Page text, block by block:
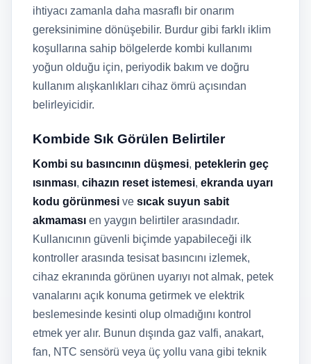
ihtiyacı zamanla daha masraflı bir onarım
gereksinimine dönüşebilir. Burdur gibi farklı iklim
koşullarına sahip bölgelerde kombi kullanımı
yoğun olduğu için, periyodik bakım ve doğru
kullanım alışkanlıkları cihaz ömrü açısından
belirleyicidir.
Kombide Sık Görülen Belirtiler
Kombi su basıncının düşmesi, peteklerin geç
ısınması, cihazın reset istemesi, ekranda uyarı
kodu görünmesi ve sıcak suyun sabit
akmaması en yaygın belirtiler arasındadır.
Kullanıcının güvenli biçimde yapabileceği ilk
kontroller arasında tesisat basıncını izlemek,
cihaz ekranında görünen uyarıyı not almak, petek
vanalarını açık konuma getirmek ve elektrik
beslemesinde kesinti olup olmadığını kontrol
etmek yer alır. Bunun dışında gaz valfi, anakart,
fan, NTC sensörü veya üç yollu vana gibi teknik